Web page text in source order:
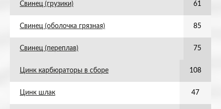
Свинец (грузики) 61
Свинец (оболочка грязная) 85
Свинец (переплав) 75
Цинк карбюраторы в сборе 108
Цинк шлак 47